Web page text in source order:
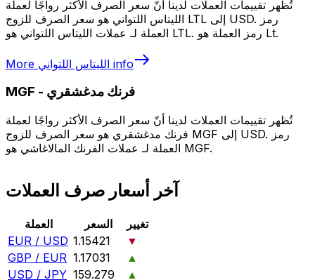
تُظهر تقييمات العملات لدينا أنّ سعر الصرف الأكثر رواجًا لعملة
الليتاس اللتواني هو سعر الصرف للزوج LTL إلى USD. رمز
العملة لـ عملات الليتاس اللتواني هو LTL. رمز العملة هو Lt.
More الليتاس اللتواني info
MGF - فرنك مدغشقري
تُظهر تقييمات العملات لدينا أنّ سعر الصرف الأكثر رواجًا لعملة
فرنك مدغشقري هو سعر الصرف للزوج MGF إلى USD. رمز
العملة لـ عملات الفرنك المالاغاشي هو MGF.
آخر أسعار صرف العملات
العملة السعر
تغيير
EUR / USD 1.15421
▼
GBP / EUR 1.17031
▲
USD / JPY 159.279
▲